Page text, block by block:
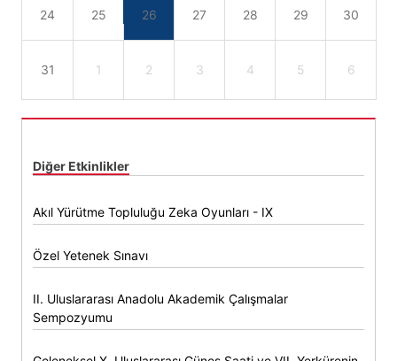
24 25 26 27 28 29 30
31 1 2 3 4 5 6
Diğer Etkinlikler
Akıl Yürütme Topluluğu Zeka Oyunları - IX
Özel Yetenek Sınavı
II. Uluslararası Anadolu Akademik Çalışmalar
Sempozyumu